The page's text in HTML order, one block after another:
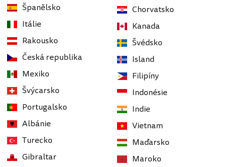
Španělsko
Itálie
Rakousko
Česká republika
Mexiko
Švýcarsko
Portugalsko
Albánie
Turecko
Gibraltar
Chorvatsko
Kanada
Švédsko
Island
Filipíny
Indonésie
Indie
Vietnam
Maďarsko
Maroko